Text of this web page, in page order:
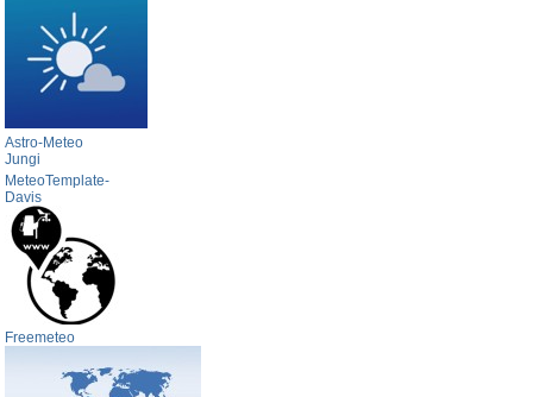
Astro-Meteo
Jungi
MeteoTemplate-
Davis
Freemeteo